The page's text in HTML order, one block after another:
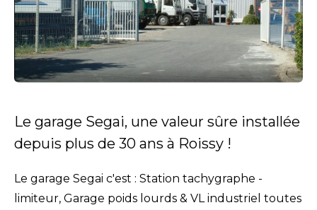
Le garage Segai, une valeur sûre installée
depuis plus de 30 ans à Roissy !
Le garage Segai c'est : Station tachygraphe -
limiteur, Garage poids lourds & VL industriel toutes